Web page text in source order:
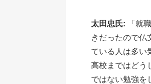
太田忠氏: 「就
きだったので仏
ている人は多い
高校まではどう
ではない勉強を